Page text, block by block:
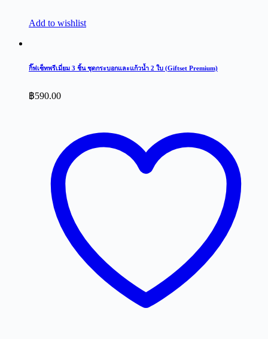
Add to wishlist
กิ๊ฟเซ็ทพรีเมี่ยม 3 ชิ้น ชุดกระบอกและแก้วน้ำ 2 ใบ (Giftset Premium)
฿590.00